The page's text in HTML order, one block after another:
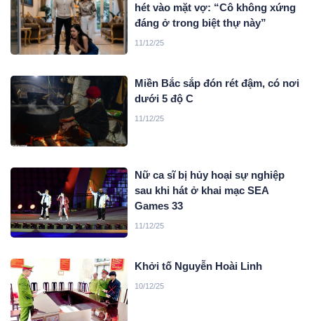
hét vào mặt vợ: “Cô không xứng
đáng ở trong biệt thự này”
11/12/25
Miền Bắc sắp đón rét đậm, có nơi
dưới 5 độ C
11/12/25
Nữ ca sĩ bị hủy hoại sự nghiệp
sau khi hát ở khai mạc SEA
Games 33
11/12/25
Khởi tố Nguyễn Hoài Linh
10/12/25